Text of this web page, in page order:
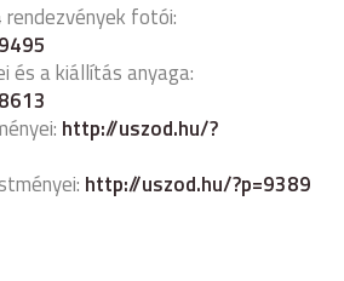
fotói:
a kiállítás anyaga:
http://uszod.hu/?
http://uszod.hu/?p=9389